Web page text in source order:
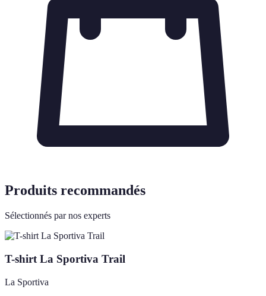
Produits recommandés
Sélectionnés par nos experts
T-shirt La Sportiva Trail
La Sportiva